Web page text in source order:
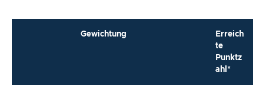
Gewichtung
Erreich
te
Punktz
ahl*